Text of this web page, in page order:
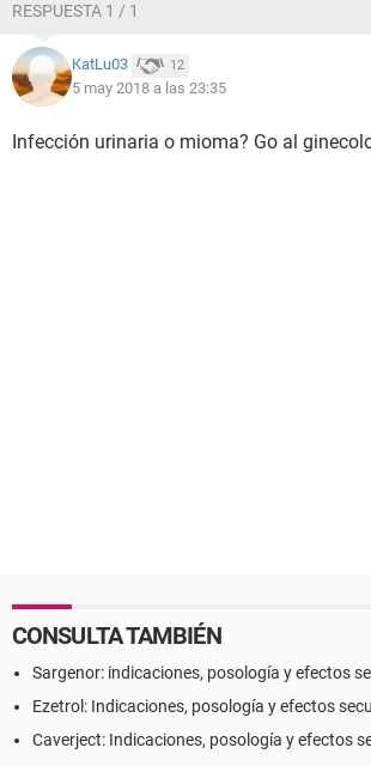
RESPUESTA 1 / 1
KatLu03 12
5 may 2018 a las 23:35
Infección urinaria o mioma? Go al
CONSULTA TAMBIÉN
Sargenor: indicaciones, posología y efectos
Ezetrol: Indicaciones, posología y efectos
Caverject: Indicaciones, posología y efectos